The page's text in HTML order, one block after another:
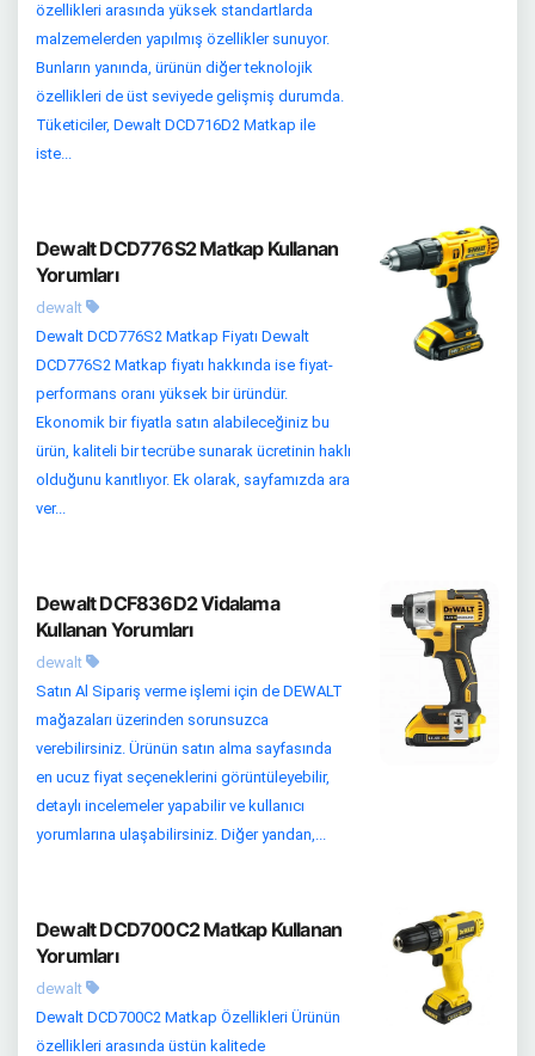
özellikleri arasında yüksek standartlarda
malzemelerden yapılmış özellikler sunuyor.
Bunların yanında, ürünün diğer teknolojik
özellikleri de üst seviyede gelişmiş durumda.
Tüketiciler, Dewalt DCD716D2 Matkap ile
iste...
Dewalt DCD776S2 Matkap Kullanan
Yorumları
dewalt
Dewalt DCD776S2 Matkap Fiyatı Dewalt
DCD776S2 Matkap fiyatı hakkında ise fiyat-
performans oranı yüksek bir üründür.
Ekonomik bir fiyatla satın alabileceğiniz bu
ürün, kaliteli bir tecrübe sunarak ücretinin haklı
olduğunu kanıtlıyor. Ek olarak, sayfamızda ara
ver...
Dewalt DCF836D2 Vidalama
Kullanan Yorumları
dewalt
Satın Al Sipariş verme işlemi için de DEWALT
mağazaları üzerinden sorunsuzca
verebilirsiniz. Ürünün satın alma sayfasında
en ucuz fiyat seçeneklerini görüntüleyebilir,
detaylı incelemeler yapabilir ve kullanıcı
yorumlarına ulaşabilirsiniz. Diğer yandan,...
Dewalt DCD700C2 Matkap Kullanan
Yorumları
dewalt
Dewalt DCD700C2 Matkap Özellikleri Ürünün
özellikleri arasında üstün kalitede